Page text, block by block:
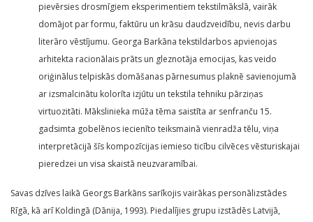
pievērsies drosmīgiem eksperimentiem tekstilmākslā, vairāk
domājot par formu, faktūru un krāsu daudzveidību, nevis darbu
literāro vēstījumu. Georga Barkāna tekstildarbos apvienojas
arhitekta racionālais prāts un gleznotāja emocijas, kas veido
oriģinālus telpiskās domāšanas pārnesumus plaknē savienojumā
ar izsmalcinātu kolorīta izjūtu un tekstila tehniku pārziņas
virtuozitāti. Mākslinieka mūža tēma saistīta ar senfranču 15.
gadsimta gobelēnos iecienīto teiksmainā vienradža tēlu, viņa
interpretācijā šīs kompozīcijas iemieso ticību cilvēces vēsturiskajai
pieredzei un visa skaistā neuzvaramībai.
Savas dzīves laikā Georgs Barkāns sarīkojis vairākas personālizstādes
Rīgā, kā arī Koldingā (Dānija, 1993). Piedalījies grupu izstādēs Latvijā,